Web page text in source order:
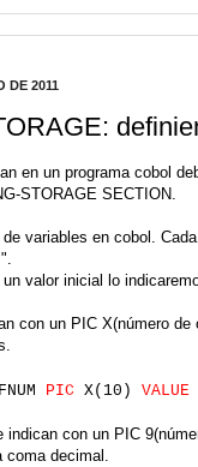
DE 2011
en un programa cobol
STORAGE SECTION.
variables en cobol.
valor inicial lo
con un PIC X(número
PIC X(10) VALUE
indican con un PIC
coma decimal.